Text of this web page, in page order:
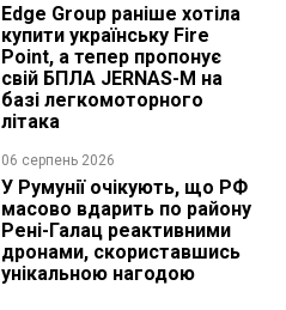
Edge Group раніше хотіла
купити українську Fire
Point, а тепер пропонує
свій БПЛА JERNAS-M на
базі легкомоторного
літака
06 серпень 2026
У Румунії очікують, що РФ
масово вдарить по району
Рені-Галац реактивними
дронами, скориставшись
унікальною нагодою